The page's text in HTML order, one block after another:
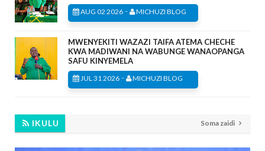
AUG 02 2026 - MICHUZI BLOG
MWENYEKITI WAZAZI TAIFA ATEMA CHECHE
KWA MADIWANI NA WABUNGE WANAOPANGA
SAFU KINYEMELA
JUL 31 2026 - MICHUZI BLOG
IKULU Soma zaidi